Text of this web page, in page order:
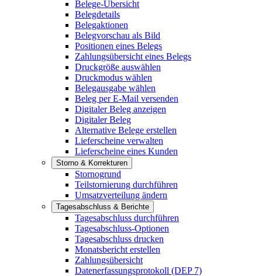
Belege-Übersicht
Belegdetails
Belegaktionen
Belegvorschau als Bild
Positionen eines Belegs
Zahlungsübersicht eines Belegs
Druckgröße auswählen
Druckmodus wählen
Belegausgabe wählen
Beleg per E-Mail versenden
Digitaler Beleg anzeigen
Digitaler Beleg
Alternative Belege erstellen
Lieferscheine verwalten
Lieferscheine eines Kunden
Storno & Korrekturen
Stornogrund
Teilstornierung durchführen
Umsatzverteilung ändern
Tagesabschluss & Berichte
Tagesabschluss durchführen
Tagesabschluss-Optionen
Tagesabschluss drucken
Monatsbericht erstellen
Zahlungsübersicht
Datenerfassungsprotokoll (DEP 7)